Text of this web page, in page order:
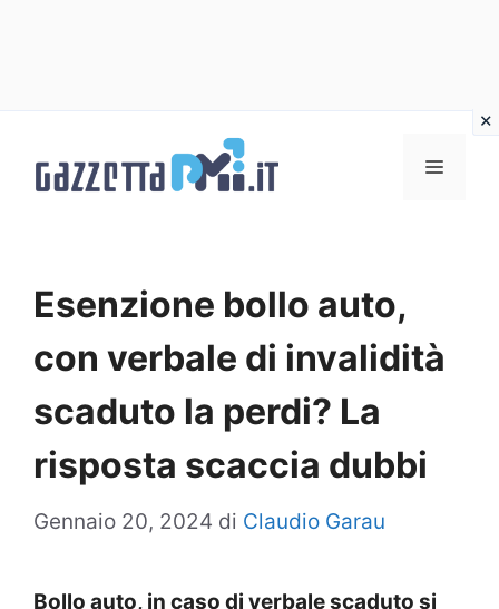
Menu
Esenzione bollo auto,
con verbale di invalidità
scaduto la perdi? La
risposta scaccia dubbi
Gennaio 20, 2024 di Claudio Garau
Bollo auto, in caso di verbale scaduto si